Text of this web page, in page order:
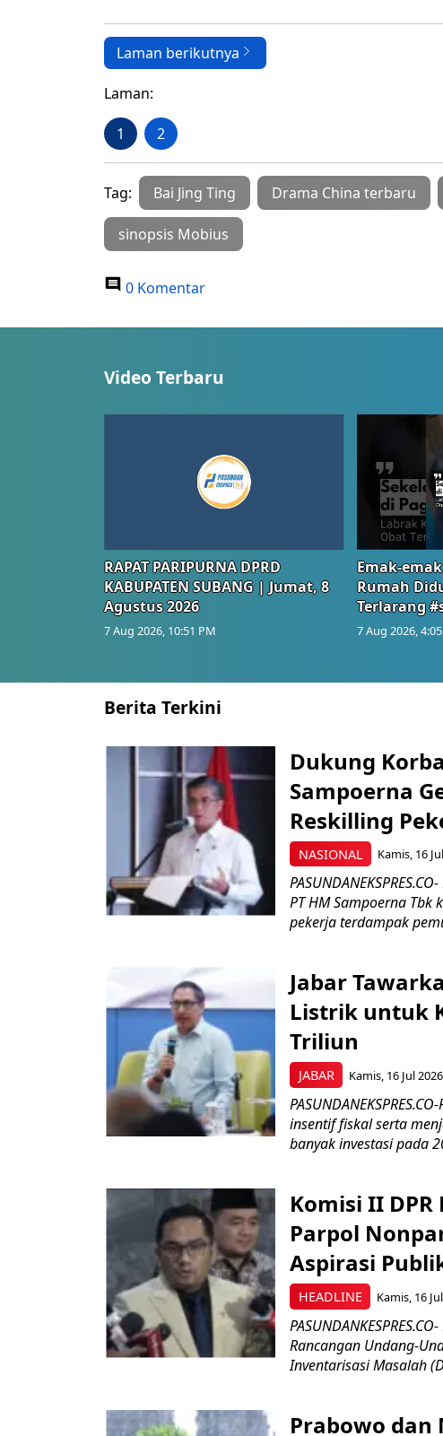
Laman berikutnya
Laman:
1 2
Tag: Bai Jing Ting Drama China terbaru
sinopsis Mobius
0 Komentar
Video Terbaru
RAPAT PARIPURNA DPRD
KABUPATEN SUBANG | Jumat, 8
Agustus 2026
7 Aug 2026, 10:51 PM
Emak-
Rumah
Terlarang
7 Aug 2026,
Berita Terkini
NASIONAL
Dukung
Sampoerna
Reskilling
Kamis, 16
PT HM Sampoerna
pekerja terdampak
JABAR
Jabar
Listrik untuk
Triliun
Kamis, 16 Jul
insentif fiskal serta
banyak investasi pada
HEADLINE
Komisi II
Parpol
Aspirasi
Kamis, 16
Rancangan Undang-
Inventarisasi Masalah
Prabowo dan